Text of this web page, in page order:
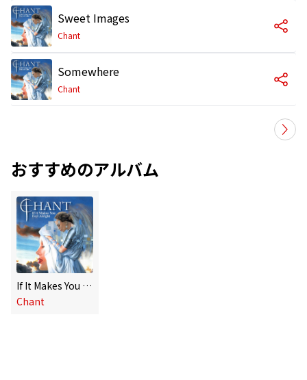
Sweet Images
Chant
Somewhere
Chant
おすすめのアルバム
If It Makes You Feel Alright
Chant